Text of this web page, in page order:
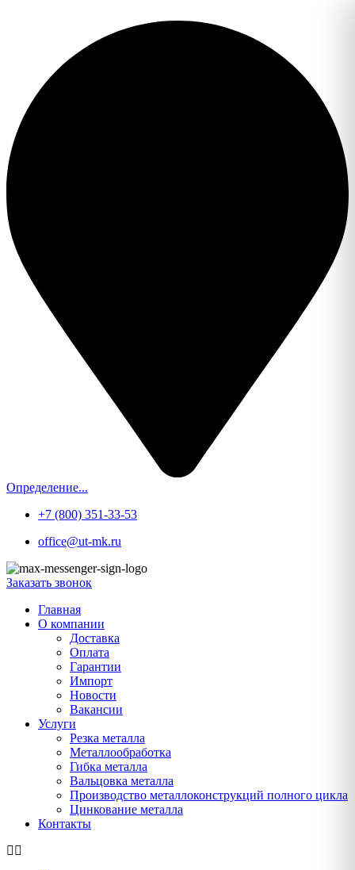
Определение...
+7 (800) 351-33-53
office@ut-mk.ru
Заказать звонок
Главная
О компании
Доставка
Оплата
Гарантии
Импорт
Новости
Вакансии
Услуги
Резка металла
Металлообработка
Гибка металла
Вальцовка металла
Производство металлоконструкций полного цикла
Цинкование металла
Контакты